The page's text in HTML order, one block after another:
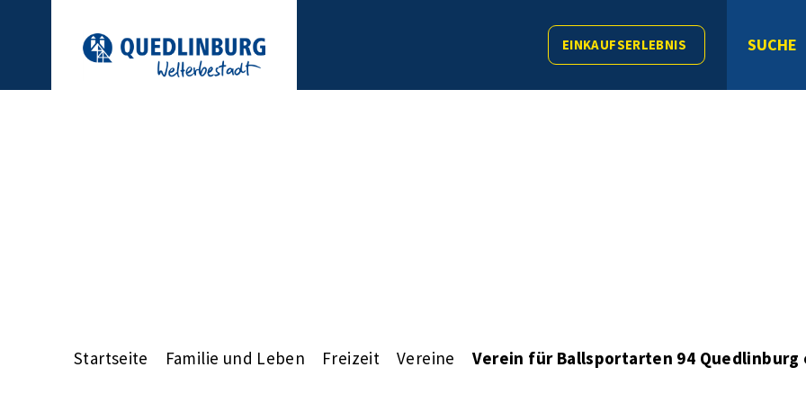
EINKAUFSERLEBNIS SUCHE
Startseite Familie und Leben Freizeit Vereine Verein für Ballsportarten 94 Quedlinburg